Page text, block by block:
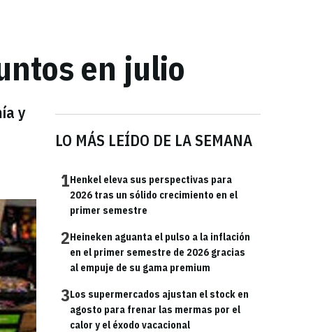
en julio
y
LO MÁS LEÍDO DE LA SEMANA
1Henkel eleva sus perspectivas para
2026 tras un sólido crecimiento en el
primer semestre
2Heineken aguanta el pulso a la inflación
en el primer semestre de 2026 gracias
al empuje de su gama premium
3Los supermercados ajustan el stock en
agosto para frenar las mermas por el
calor y el éxodo vacacional